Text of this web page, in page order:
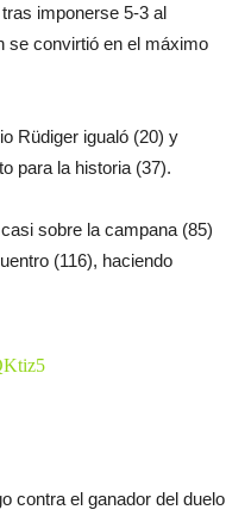
imponerse 5-3 al
se convirtió en el máximo
Rüdiger igualó (20) y
para la historia (37).
sobre la campana (85)
(116), haciendo
contra el ganador del duelo